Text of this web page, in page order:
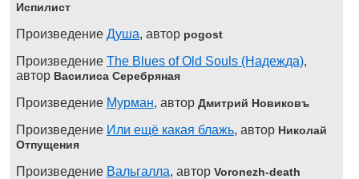
Испилист
Произведение Душа, автор pogost
Произведение The Blues of Old Souls (Надежда),
автор Василиса Серебряная
Произведение Мурман, автор Дмитрий Новиковъ
Произведение Или ещё какая блажь, автор Николай
Отпущения
Произведение Вальгалла, автор Voronezh-death